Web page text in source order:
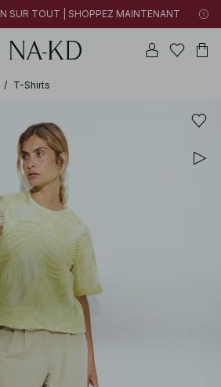
SUR TOUT | SHOPPEZ MAINTENANT
/ T-Shirts